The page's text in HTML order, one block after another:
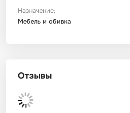
Назначение:
Мебель и обивка
Отзывы